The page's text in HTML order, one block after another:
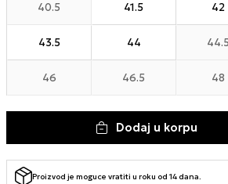
40.5 41.5 42
43.5 44 44.5
46 46.5 48
Dodaj u korpu
Proizvod je moguce vratiti u roku od 14 dana.